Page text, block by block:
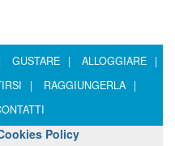
GUSTARE | ALLOGGIARE
|
| RAGGIUNGERLA
|
Policy